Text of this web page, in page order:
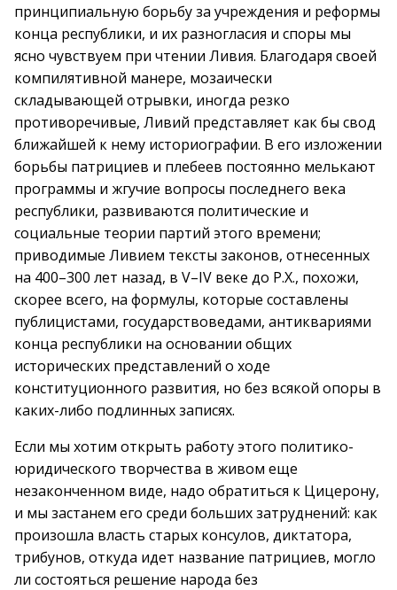
принципиальную борьбу за учреждения и реформы
конца республики, и их разногласия и споры мы
ясно чувствуем при чтении Ливия. Благодаря своей
компилятивной манере, мозаически
складывающей отрывки, иногда резко
противоречивые, Ливий представляет как бы свод
ближайшей к нему историографии. В его изложении
борьбы патрициев и плебеев постоянно мелькают
программы и жгучие вопросы последнего века
республики, развиваются политические и
социальные теории партий этого времени;
приводимые Ливием тексты законов, отнесенных
на 400–300 лет назад, в V–IV веке до Р.Х., похожи,
скорее всего, на формулы, которые составлены
публицистами, государствоведами, антиквариями
конца республики на основании общих
исторических представлений о ходе
конституционного развития, но без всякой опоры в
каких-либо подлинных записях.
Если мы хотим открыть работу этого политико-
юридического творчества в живом еще
незаконченном виде, надо обратиться к Цицерону,
и мы застанем его среди больших затруднений: как
произошла власть старых консулов, диктатора,
трибунов, откуда идет название патрициев, могло
ли состояться решение народа без